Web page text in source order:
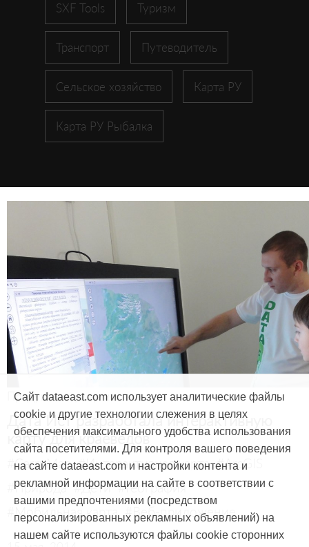
SXF Tools Туризм
Транспорт Путеводитель
Сельское хозяйство Карта РУ
Карта РУ Рыбалка
Продукты и услуги
Дата Ист разработала интерактивную
карту для краеведов
#CarryMap #Интерактивная карта #ArcGIS
#Природа #Дети #География
#Мобильная карта #Веб-приложение
Сайт dataeast.com использует аналитические файлы
cookie и другие технологии слежения в целях
обеспечения максимального удобства использования
сайта посетителями. Для контроля вашего поведения
на сайте dataeast.com и настройки контента и
рекламной информации на сайте в соответствии с
вашими предпочтениями (посредством
персонализированных рекламных объявлений) на
нашем сайте используются файлы cookie сторонних